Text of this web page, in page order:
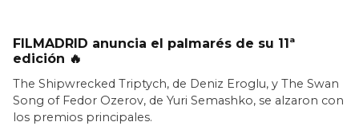
FILMADRID anuncia el palmarés de su 11ª
edición 🔥
The Shipwrecked Triptych, de Deniz Eroglu, y The Swan
Song of Fedor Ozerov, de Yuri Semashko, se alzaron con
los premios principales.